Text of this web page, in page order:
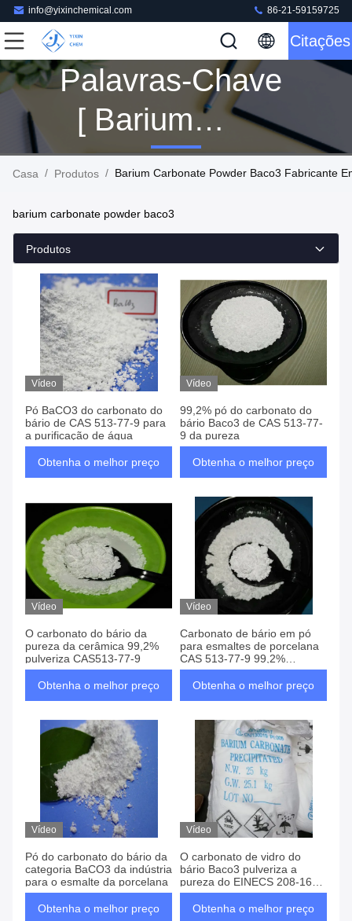
info@yixinchemical.com 86-21-59159725
Citações
Palavras-Chave
[ Barium
Carbonate
Compatibilidade
76 Produtos
Casa / Produtos / Barium Carbonate Powder Baco3 Fabricante
barium carbonate powder baco3
Produtos
Vídeo
Pó BaCO3 do carbonato do
bário de CAS 513-77-9 para
a purificação de água
Obtenha o melhor preço
Vídeo
99,2% pó do carbonato do
bário Baco3 de CAS 513-77-
9 da pureza
Obtenha o melhor preço
Vídeo
O carbonato do bário da
pureza da cerâmica 99,2%
pulveriza CAS513-77-9
Obtenha o melhor preço
Vídeo
Carbonato de bário em pó
para esmaltes de porcelana
CAS 513-77-9 99,2%
Carbonato de bário para
esmaltes de metal
Obtenha o melhor preço
Vídeo
Pó do carbonato do bário da
categoria BaCO3 da indústria
para o esmalte da porcelana
Obtenha o melhor preço
Vídeo
O carbonato de vidro do
bário Baco3 pulveriza a
pureza do EINECS 208-167-
3 99%
Obtenha o melhor preço